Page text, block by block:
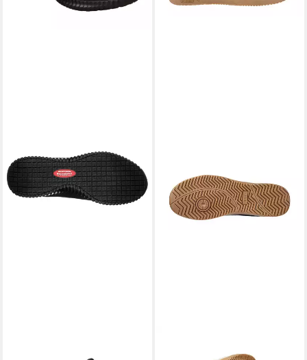
PUMA SAFETY ICONIC LOW